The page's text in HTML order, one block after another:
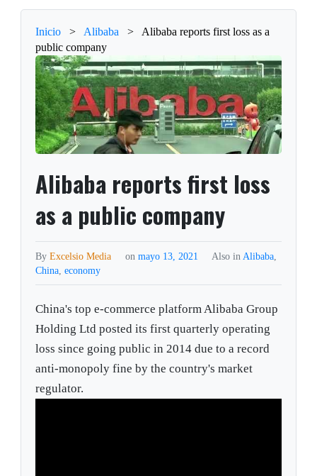
Inicio > Alibaba >
Alibaba reports first loss as a
public company
Alibaba reports first loss
as a public company
ByExcelsio Media on mayo 13, 2021 Also inAlibaba,
China,economy
China's top e-commerce platform Alibaba Group
Holding Ltd posted its first quarterly operating
loss since going public in 2014 due to a record
anti-monopoly fine by the country's market
regulator.